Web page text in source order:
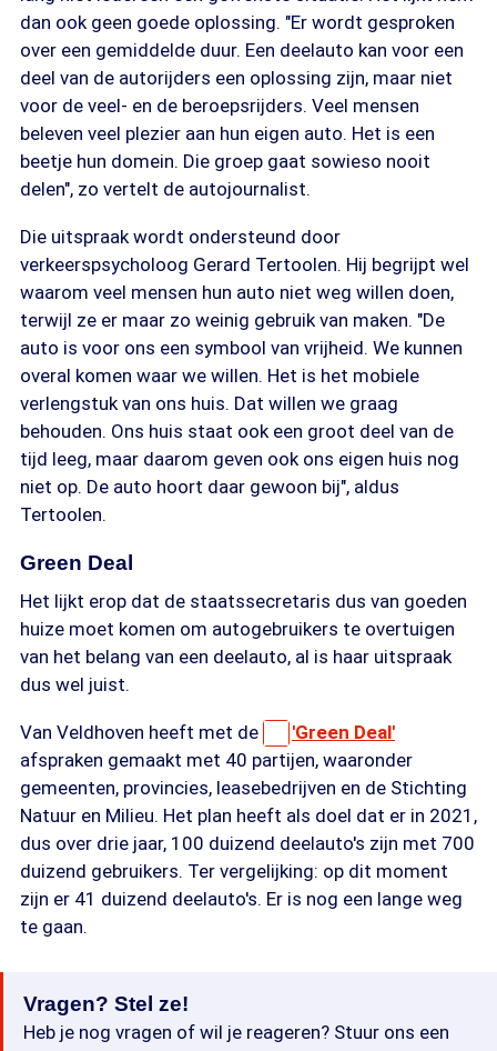
dan ook geen goede oplossing. "Er wordt gesproken
over een gemiddelde duur. Een deelauto kan voor een
deel van de autorijders een oplossing zijn, maar niet
voor de veel- en de beroepsrijders. Veel mensen
beleven veel plezier aan hun eigen auto. Het is een
beetje hun domein. Die groep gaat sowieso nooit
delen", zo vertelt de autojournalist.
Die uitspraak wordt ondersteund door
verkeerspsycholoog Gerard Tertoolen. Hij begrijpt wel
waarom veel mensen hun auto niet weg willen doen,
terwijl ze er maar zo weinig gebruik van maken. "De
auto is voor ons een symbool van vrijheid. We kunnen
overal komen waar we willen. Het is het mobiele
verlengstuk van ons huis. Dat willen we graag
behouden. Ons huis staat ook een groot deel van de
tijd leeg, maar daarom geven ook ons eigen huis nog
niet op. De auto hoort daar gewoon bij", aldus
Tertoolen.
Green Deal
Het lijkt erop dat de staatssecretaris dus van goeden
huize moet komen om autogebruikers te overtuigen
van het belang van een deelauto, al is haar uitspraak
dus wel juist.
Van Veldhoven heeft met de
'Green Deal'
afspraken gemaakt met 40 partijen, waaronder
gemeenten, provincies, leasebedrijven en de Stichting
Natuur en Milieu. Het plan heeft als doel dat er in 2021,
dus over drie jaar, 100 duizend deelauto's zijn met 700
duizend gebruikers. Ter vergelijking: op dit moment
zijn er 41 duizend deelauto's. Er is nog een lange weg
te gaan.
Vragen? Stel ze!
Heb je nog vragen of wil je reageren? Stuur ons een